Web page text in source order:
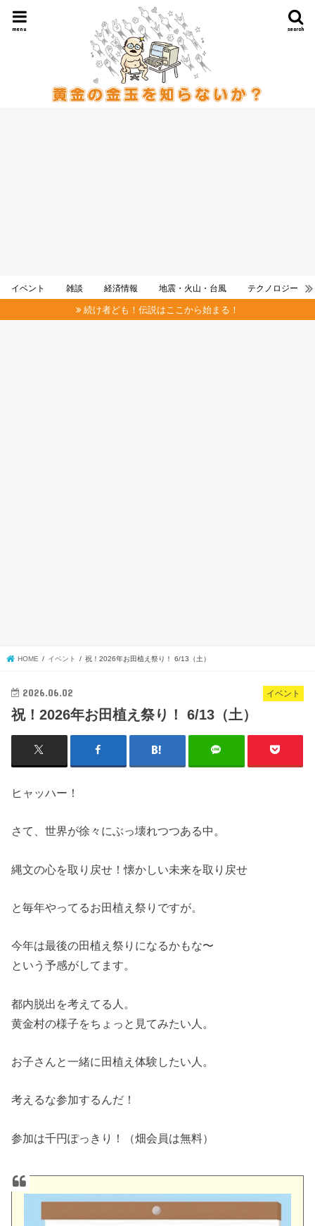
search
menu
イベント 雑談 経済情報 地震・火山・台風 テクノロジー
続け者ども！伝説はここから始まる！
HOME イベント 祝！2026年お田植え祭り！ 6/13（土）
イベント
2026.06.02
祝！2026年お田植え祭り！ 6/13（土）
ヒャッハー！
さて、世界が徐々にぶっ壊れつつある中。
縄文の心を取り戻せ！懐かしい未来を取り戻せ
と毎年やってるお田植え祭りですが。
今年は最後の田植え祭りになるかもな〜
という予感がしてます。
都内脱出を考えてる人。
黄金村の様子をちょっと見てみたい人。
お子さんと一緒に田植え体験したい人。
考えるな参加するんだ！
参加は千円ぽっきり！（畑会員は無料）